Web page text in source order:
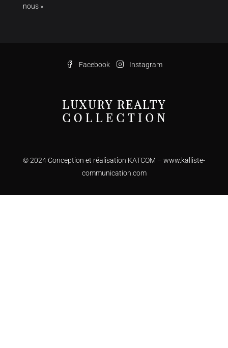
nous »
Facebook Instagram
© 2024 Conception et réalisation KATCOM – www.kalliste-
communication.com